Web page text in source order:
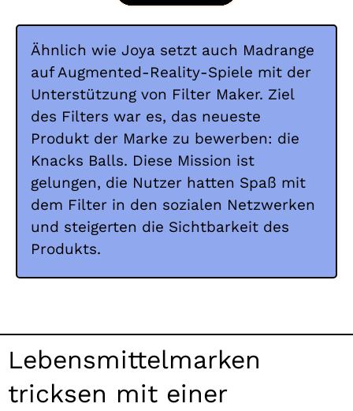
Ähnlich wie Joya setzt auch Madrange
auf Augmented-Reality-Spiele mit der
Unterstützung von Filter Maker. Ziel
des Filters war es, das neueste
Produkt der Marke zu bewerben: die
Knacks Balls. Diese Mission ist
gelungen, die Nutzer hatten Spaß mit
dem Filter in den sozialen Netzwerken
und steigerten die Sichtbarkeit des
Produkts.
Lebensmittelmarken
tricksen mit einer